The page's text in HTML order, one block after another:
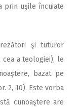
prin uşile încuiate
şi tuturor
a teologiei), le
bazat pe
2, 10). Este vorba
cunoaştere are